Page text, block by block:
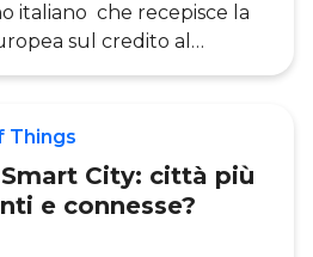
italiano che recepisce la
sul credito al
un momento
il Buy Now Pay Later
significativi che avranno
sugli operatori
sui consumatori. Vediamo
Things
Smart City: città più
e connesse?